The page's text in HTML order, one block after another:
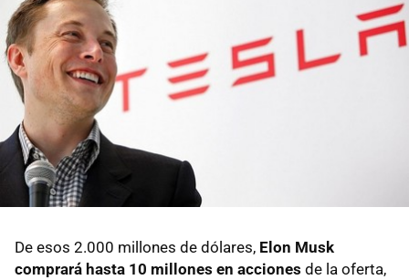
De esos 2.000 millones de dólares, Elon Musk
comprará hasta 10 millones en acciones de la oferta,